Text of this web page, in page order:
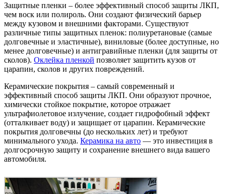
Защитные пленки – более эффективный способ защиты ЛКП,
чем воск или полироль. Они создают физический барьер
между кузовом и внешними факторами. Существуют
различные типы защитных пленок: полиуретановые (самые
долговечные и эластичные), виниловые (более доступные, но
менее долговечные) и антигравийные пленки (для защиты от
сколов). Оклейка пленкой позволяет защитить кузов от
царапин, сколов и других повреждений.
Керамические покрытия – самый современный и
эффективный способ защиты ЛКП. Они образуют прочное,
химически стойкое покрытие, которое отражает
ультрафиолетовое излучение, создает гидрофобный эффект
(отталкивает воду) и защищает от царапин. Керамические
покрытия долговечны (до нескольких лет) и требуют
минимального ухода. Керамика на авто — это инвестиция в
долгосрочную защиту и сохранение внешнего вида вашего
автомобиля.